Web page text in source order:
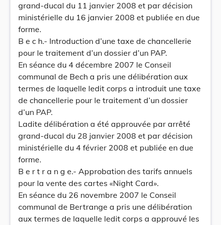
grand-ducal du 11 janvier 2008 et par décision
ministérielle du 16 janvier 2008 et publiée en due
forme.
B e c h.- Introduction d’une taxe de chancellerie
pour le traitement d’un dossier d’un PAP.
En séance du 4 décembre 2007 le Conseil
communal de Bech a pris une délibération aux
termes de laquelle ledit corps a introduit une taxe
de chancellerie pour le traitement d’un dossier
d’un PAP.
Ladite délibération a été approuvée par arrêté
grand-ducal du 28 janvier 2008 et par décision
ministérielle du 4 février 2008 et publiée en due
forme.
B e r t r a n g e.- Approbation des tarifs annuels
pour la vente des cartes «Night Card».
En séance du 26 novembre 2007 le Conseil
communal de Bertrange a pris une délibération
aux termes de laquelle ledit corps a approuvé les